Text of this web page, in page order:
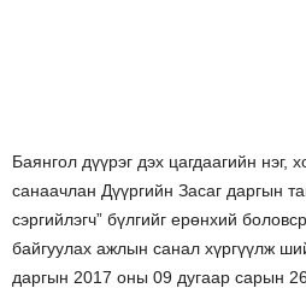
Баянгол дүүрэг дэх цагдаагийн нэг,
санаачлан Дүүргийн Засаг даргын
сэргийлэгч” бүлгийг ерөнхий
байгуулах ажлын санал хүргүүлж
даргын 2017 оны 09 дугаар сарын